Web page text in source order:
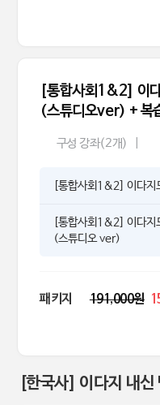
[통합사회1&2] 이
(스튜디오ver) + 복
구성 강좌(2개)
[통합사회1&2] 이다지
[통합사회1&2] 이다지
(스튜디오 ver)
패키지 191,000원
[한국사] 이다지 내신